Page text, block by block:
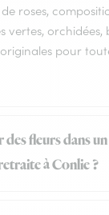
roses,
vertes, orchidées,
pour
fleurs dans
à Conlie ?